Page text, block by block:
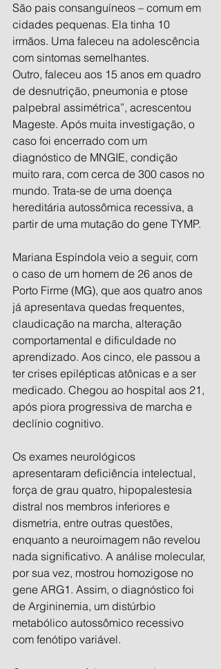
São pais consanguíneos – comum em
cidades pequenas. Ela tinha 10
irmãos. Uma faleceu na adolescência
com sintomas semelhantes.
Outro, faleceu aos 15 anos em quadro
de desnutrição, pneumonia e ptose
palpebral assimétrica”, acrescentou
Mageste. Após muita investigação, o
caso foi encerrado com um
diagnóstico de MNGIE, condição
muito rara, com cerca de 300 casos no
mundo. Trata-se de uma doença
hereditária autossômica recessiva, a
partir de uma mutação do gene TYMP.
Mariana Espíndola veio a seguir, com
o caso de um homem de 26 anos de
Porto Firme (MG), que aos quatro anos
já apresentava quedas frequentes,
claudicação na marcha, alteração
comportamental e dificuldade no
aprendizado. Aos cinco, ele passou a
ter crises epilépticas atônicas e a ser
medicado. Chegou ao hospital aos 21,
após piora progressiva de marcha e
declínio cognitivo.
Os exames neurológicos
apresentaram deficiência intelectual,
força de grau quatro, hipopalestesia
distral nos membros inferiores e
dismetria, entre outras questões,
enquanto a neuroimagem não revelou
nada significativo. A análise molecular,
por sua vez, mostrou homozigose no
gene ARG1. Assim, o diagnóstico foi
de Argininemia, um distúrbio
metabólico autossômico recessivo
com fenótipo variável.